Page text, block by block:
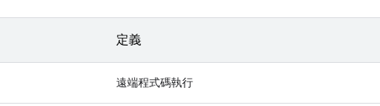
定義
遠端程式碼執行